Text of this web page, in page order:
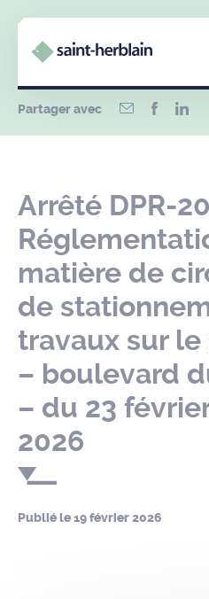
Partager avec
Arrêté DPR-
matière de
de
travaux sur le
– boulevard
– du 23
2026
Publié le19 février 2026